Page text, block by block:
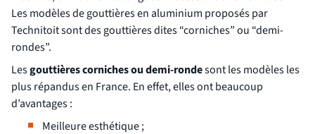
Les modèles de gouttières en aluminium proposés par
Technitoit sont des gouttières dites “corniches” ou “demi-
rondes”.
Lesgouttières corniches ou demi-rondesont les modèles les
plus répandus en France. En effet, elles ont beaucoup
d’avantages :
Meilleure esthétique ;